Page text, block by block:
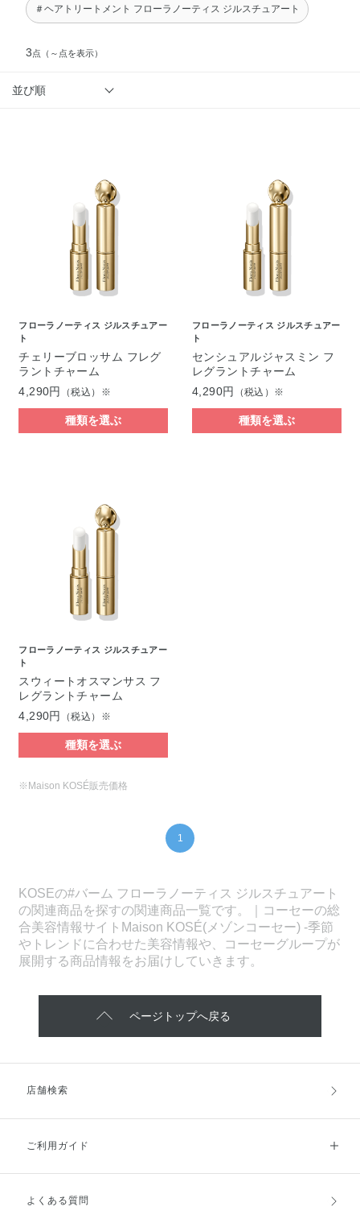
＃ヘアトリートメント フローラノーティス ジルスチュアート
3点 （～点を表示）
並び順
フローラノーティス ジルスチュアー
ト
チェリーブロッサム フレグ
ラントチャーム
4,290円
（税込）※
種類を選ぶ
フローラノーティス ジルスチュアー
ト
センシュアルジャスミン フ
レグラントチャーム
4,290円
（税込）※
種類を選ぶ
フローラノーティス ジルスチュアー
ト
スウィートオスマンサス フ
レグラントチャーム
4,290円
（税込）※
種類を選ぶ
※Maison KOSÉ販売価格
1
KOSEの#バーム フローラノーティス ジルスチュアート
の関連商品を探すの関連商品一覧です。｜コーセーの総
合美容情報サイトMaison KOSÉ(メゾンコーセー) -季節
やトレンドに合わせた美容情報や、コーセーグループが
展開する商品情報をお届けしていきます。
ページトップへ戻る
店舗検索
ご利用ガイド
ご利用ガイドトップ
よくある質問